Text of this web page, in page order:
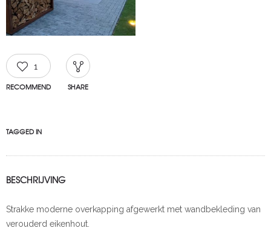
1
RECOMMEND SHARE
TAGGED IN
BESCHRIJVING
Strakke moderne overkapping afgewerkt met wandbekleding van
verouderd eikenhout.